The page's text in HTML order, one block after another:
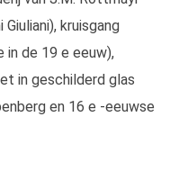
kruisgang
de 19 e eeuw),
in geschilderd glas
en 16 e -eeuwse